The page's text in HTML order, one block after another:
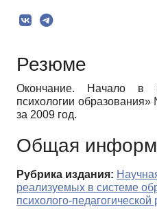
Резюме
Окончание. Начало в
психологии
за 2009 год.
Общая
Рубрика издания:
реализуемых в системе
психолого-